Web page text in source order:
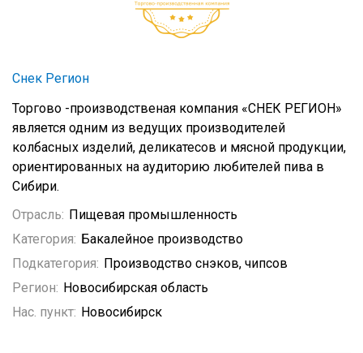
Снек Регион
Торгово -производственая компания «СНЕК РЕГИОН»
является одним из ведущих производителей
колбасных изделий, деликатесов и мясной продукции,
ориентированных на аудиторию любителей пива в
Сибири.
Отрасль: Пищевая промышленность
Категория: Бакалейное производство
Подкатегория: Производство снэков, чипсов
Регион: Новосибирская область
Нас. пункт: Новосибирск